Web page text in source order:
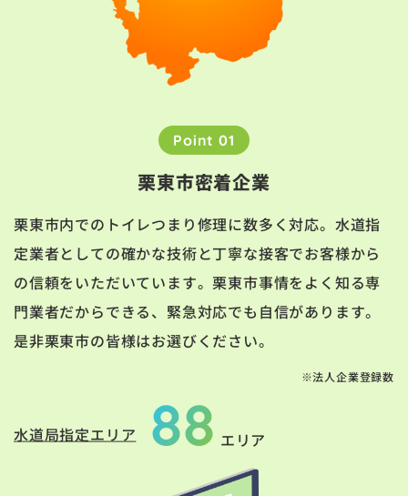
Point 01
栗東市密着企業
栗東市内でのトイレつまり修理に数多く対応。水道指
定業者としての確かな技術と丁寧な接客でお客様から
の信頼をいただいています。栗東市事情をよく知る専
門業者だからできる、緊急対応でも自信があります。
是非栗東市の皆様はお選びください。
※法人企業登録数
水道局指定エリア 88 エリア